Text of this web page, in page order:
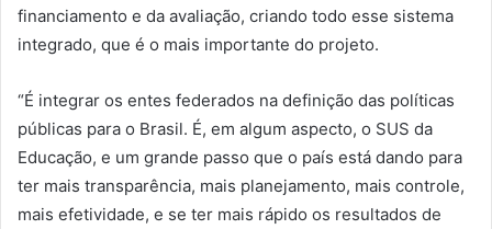
financiamento e da avaliação, criando todo esse sistema
integrado, que é o mais importante do projeto.
“É integrar os entes federados na definição das políticas
públicas para o Brasil. É, em algum aspecto, o SUS da
Educação, e um grande passo que o país está dando para
ter mais transparência, mais planejamento, mais controle,
mais efetividade, e se ter mais rápido os resultados de